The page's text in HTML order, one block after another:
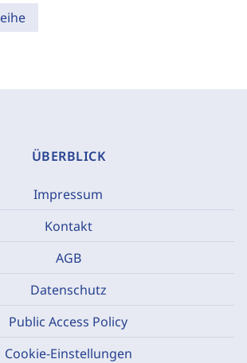
ÜBERBLICK
Impressum
Kontakt
AGB
Datenschutz
Public Access Policy
Cookie-Einstellungen